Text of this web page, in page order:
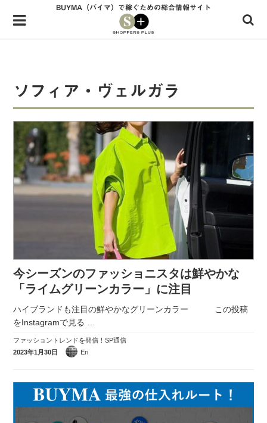
Menu
HOME
34歳独身OLバイマ実践記
ファッショントレンドを発信！SP通信
BUYMAで人気のブランド
BUYMAの売れ筋商品
バイマの疑問に現役パーソナルショッパーが答えてみた
実録！海外ショップで買ってみた！
パーソナルショッパー指南書
BUYMA（バイマ）で稼ぐための総合情報サイト
ソフィア・ヴェルガラ
今シーズンのファッショニスタは鮮やかな
「ライムグリーンカラー」に注目
ハイブランドも注目の鮮やかなグリーンカラー この投稿
をInstagramで見る …
ファッショントレンドを発信！SP通信
2023年1月30日
Eri